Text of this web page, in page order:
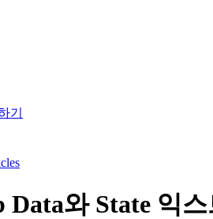
기
Data와 State 익